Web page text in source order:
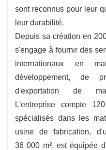
sont reconnus pour leur
leur durabilité.
Depuis sa création en
s'engage à fournir des
internationaux en
développement, de
d'exportation de
L'entreprise compte
spécialisés dans les
usine de fabrication,
36 000 m², est équipée